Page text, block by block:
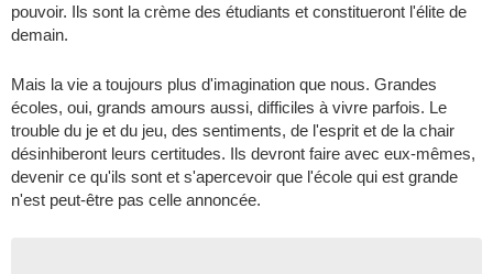
pouvoir. Ils sont la crème des étudiants et constitueront l'élite de
demain.
Mais la vie a toujours plus d'imagination que nous. Grandes
écoles, oui, grands amours aussi, difficiles à vivre parfois. Le
trouble du je et du jeu, des sentiments, de l'esprit et de la chair
désinhiberont leurs certitudes. Ils devront faire avec eux-mêmes,
devenir ce qu'ils sont et s'apercevoir que l'école qui est grande
n'est peut-être pas celle annoncée.